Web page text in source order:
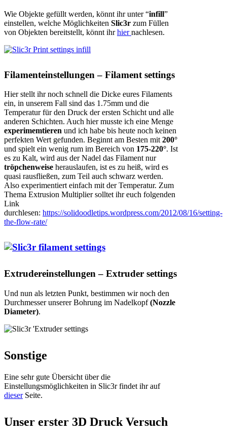
Wie Objekte gefüllt werden, könnt ihr unter “infill”
einstellen, welche Möglichkeiten Slic3r zum Füllen
von Objekten bereitstellt, könnt ihrhiernachlesen.
Filamenteinstellungen – Filament settings
Hier stellt ihr noch schnell die Dicke eures Filaments
ein, in unserem Fall sind das 1.75mm und die
Temperatur für den Druck der ersten Schicht und alle
anderen Schichten. Auch hier musste ich eine Menge
experimemtieren und ich habe bis heute noch keinen
perfekten Wert gefunden. Beginnt am Besten mit 200°
und spielt ein wenig rum im Bereich von 175-220°. Ist
es zu Kalt, wird aus der Nadel das Filament nur
tröpchenweise herauslaufen, ist es zu heiß, wird es
quasi rausfließen, zum Teil auch schwarz werden.
Also experimentiert einfach mit der Temperatur. Zum
Thema Extrusion Multiplier solltet ihr euch folgenden
Link
durchlesen: https://solidoodletips.wordpress.com/2012/08/16/setting-
the-flow-rate/
Extrudereinstellungen – Extruder settings
Und nun als letzten Punkt, bestimmen wir noch den
Durchmesser unserer Bohrung im Nadelkopf(Nozzle
Diameter).
Sonstige
Eine sehr gute Übersicht über die
Einstellungsmöglichkeiten in Slic3r findet ihr auf
dieserSeite.
Unser erster 3D Druck Versuch